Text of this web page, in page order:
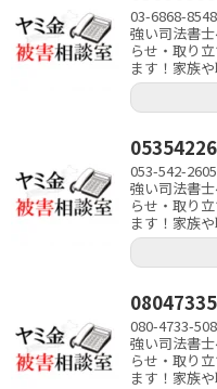
03-6868-
強い司法書
らせ・取り
ます！家族
053-542-
強い司法書
らせ・取り
ます！家族
080-4733-
強い司法書
らせ・取り
ます！家族